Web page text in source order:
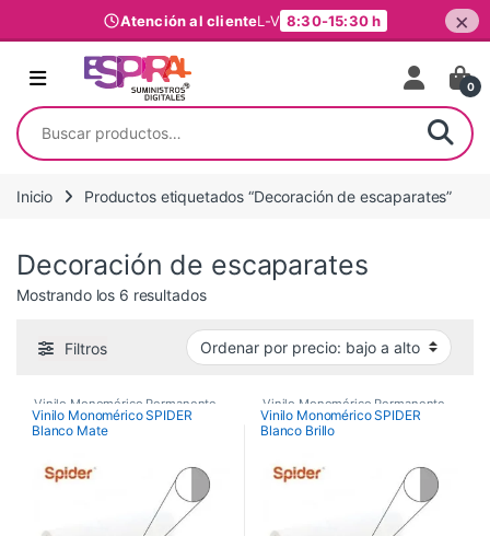
Atención al clienteL-V 8:30-15:30 h ×
Ir al contenido
0
Buscar por:
Inicio Productos etiquetados “Decoración de escaparates”
Decoración de escaparates
Mostrando los 6 resultadosOrdenado por precio: bajo a alto
Filtros
Vinilo Monomérico Permanente
Vinilos De Impresión
Monoméricos
Vinilos Monomérico Removible
Vinilos Monoméricos Spider
Vinilo Monomérico SPIDER
Blanco Mate
Vinilo Monomérico Permanente
Vinilos De Impresión
Monoméricos
Vinilos Monomérico Removible
Vinilos Monoméricos Spider
Vinilo Monomérico SPIDER
Blanco Brillo